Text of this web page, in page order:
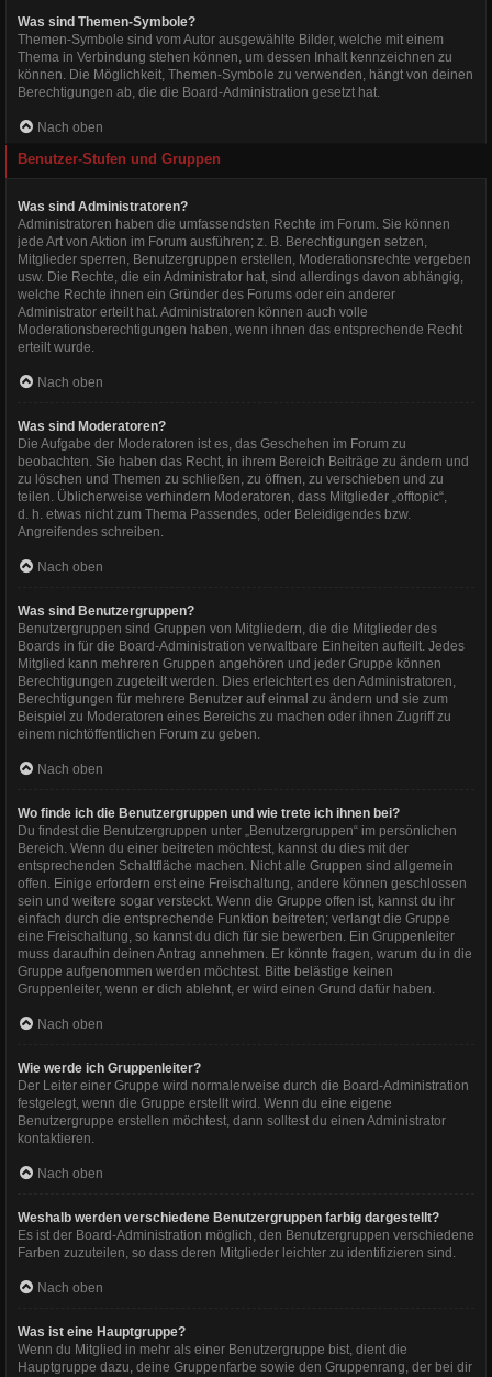
Was sind Themen-Symbole?
Themen-Symbole sind vom Autor ausgewählte Bilder, welche mit einem
Thema in Verbindung stehen können, um dessen Inhalt kennzeichnen zu
können. Die Möglichkeit, Themen-Symbole zu verwenden, hängt von deinen
Berechtigungen ab, die die Board-Administration gesetzt hat.
Nach oben
Benutzer-Stufen und Gruppen
Was sind Administratoren?
Administratoren haben die umfassendsten Rechte im Forum. Sie können
jede Art von Aktion im Forum ausführen; z. B. Berechtigungen setzen,
Mitglieder sperren, Benutzergruppen erstellen, Moderationsrechte vergeben
usw. Die Rechte, die ein Administrator hat, sind allerdings davon abhängig,
welche Rechte ihnen ein Gründer des Forums oder ein anderer
Administrator erteilt hat. Administratoren können auch volle
Moderationsberechtigungen haben, wenn ihnen das entsprechende Recht
erteilt wurde.
Nach oben
Was sind Moderatoren?
Die Aufgabe der Moderatoren ist es, das Geschehen im Forum zu
beobachten. Sie haben das Recht, in ihrem Bereich Beiträge zu ändern und
zu löschen und Themen zu schließen, zu öffnen, zu verschieben und zu
teilen. Üblicherweise verhindern Moderatoren, dass Mitglieder „offtopic“,
d. h. etwas nicht zum Thema Passendes, oder Beleidigendes bzw.
Angreifendes schreiben.
Nach oben
Was sind Benutzergruppen?
Benutzergruppen sind Gruppen von Mitgliedern, die die Mitglieder des
Boards in für die Board-Administration verwaltbare Einheiten aufteilt. Jedes
Mitglied kann mehreren Gruppen angehören und jeder Gruppe können
Berechtigungen zugeteilt werden. Dies erleichtert es den Administratoren,
Berechtigungen für mehrere Benutzer auf einmal zu ändern und sie zum
Beispiel zu Moderatoren eines Bereichs zu machen oder ihnen Zugriff zu
einem nichtöffentlichen Forum zu geben.
Nach oben
Wo finde ich die Benutzergruppen und wie trete ich ihnen bei?
Du findest die Benutzergruppen unter „Benutzergruppen“ im persönlichen
Bereich. Wenn du einer beitreten möchtest, kannst du dies mit der
entsprechenden Schaltfläche machen. Nicht alle Gruppen sind allgemein
offen. Einige erfordern erst eine Freischaltung, andere können geschlossen
sein und weitere sogar versteckt. Wenn die Gruppe offen ist, kannst du ihr
einfach durch die entsprechende Funktion beitreten; verlangt die Gruppe
eine Freischaltung, so kannst du dich für sie bewerben. Ein Gruppenleiter
muss daraufhin deinen Antrag annehmen. Er könnte fragen, warum du in die
Gruppe aufgenommen werden möchtest. Bitte belästige keinen
Gruppenleiter, wenn er dich ablehnt, er wird einen Grund dafür haben.
Nach oben
Wie werde ich Gruppenleiter?
Der Leiter einer Gruppe wird normalerweise durch die Board-Administration
festgelegt, wenn die Gruppe erstellt wird. Wenn du eine eigene
Benutzergruppe erstellen möchtest, dann solltest du einen Administrator
kontaktieren.
Nach oben
Weshalb werden verschiedene Benutzergruppen farbig dargestellt?
Es ist der Board-Administration möglich, den Benutzergruppen verschiedene
Farben zuzuteilen, so dass deren Mitglieder leichter zu identifizieren sind.
Nach oben
Was ist eine Hauptgruppe?
Wenn du Mitglied in mehr als einer Benutzergruppe bist, dient die
Hauptgruppe dazu, deine Gruppenfarbe sowie den Gruppenrang, der bei dir